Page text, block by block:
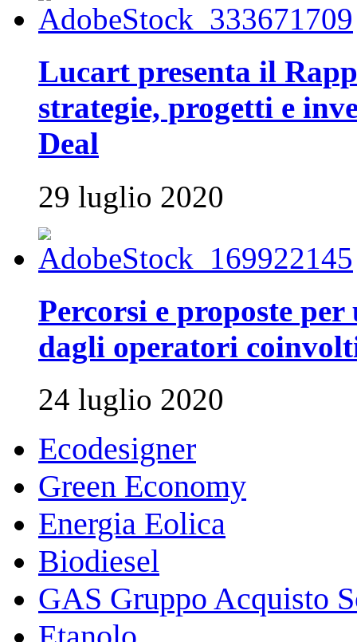
Lucart presenta il
strategie, progetti e
Deal
29 luglio 2020
Percorsi e proposte
dagli operatori
24 luglio 2020
Ecodesigner
Green Economy
Energia Eolica
Biodiesel
GAS Gruppo Acquisto